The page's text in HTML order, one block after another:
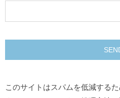
このサイトはスパムを低減する